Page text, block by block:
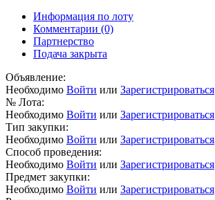
Информация по лоту
Комментарии (0)
Партнерство
Подача закрыта
Объявление:
Необходимо Войти или Зарегистрироваться
№ Лота:
Необходимо Войти или Зарегистрироваться
Тип закупки:
Необходимо Войти или Зарегистрироваться
Способ проведения:
Необходимо Войти или Зарегистрироваться
Предмет закупки:
Необходимо Войти или Зарегистрироваться